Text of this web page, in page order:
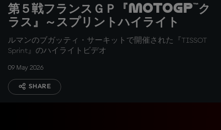
第５戦フランスＧＰ『MotoGP™ク
ラス』～スプリントハイライト
ルマンのブガッティ・サーキットで開催された『TISSOT
Sprint』のハイライトビデオ
09 May 2026
SHARE